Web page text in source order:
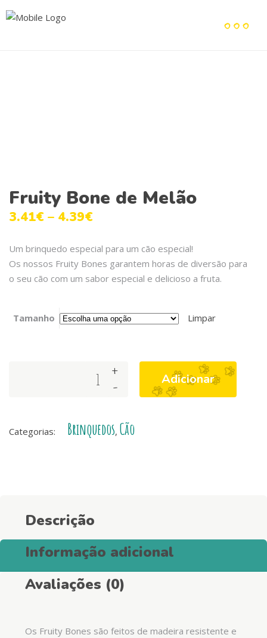
Fruity Bone de Melão
3.41€ – 4.39€
Um brinquedo especial para um cão especial!
Os nossos Fruity Bones garantem horas de diversão para
o seu cão com um sabor especial e delicioso a fruta.
Tamanho Limpar
quantity
-
+ Adicionar
Categorias: Brinquedos, Cão
Descrição
Informação adicional
Avaliações (0)
Os Fruity Bones são feitos de madeira resistente e